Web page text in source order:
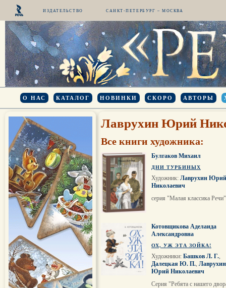
ИЗДАТЕЛЬСТВО САНКТ-ПЕТЕРБУРГ – МОСКВА
О НАС КАТАЛОГ НОВИНКИ СКОРО АВТОРЫ
Лаврухин Юрий
Все книги художника:
Булгаков Михаил
ДНИ ТУРБИНЫХ
Художник: Лаврухин Юрий
Николаевич
серия "Малая классика Речи"
Котовщикова Аделаида
Александровна
ОХ, УЖ ЭТА ЗОЙКА!
Художники: Башков Л. Г.,
Далецкая Ю. П., Лаврухин
Юрий Николаевич
Серия "Ребята с нашего